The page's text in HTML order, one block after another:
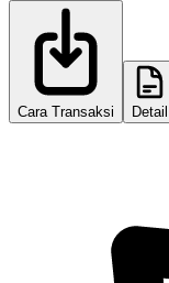
Cara Transaksi Detail